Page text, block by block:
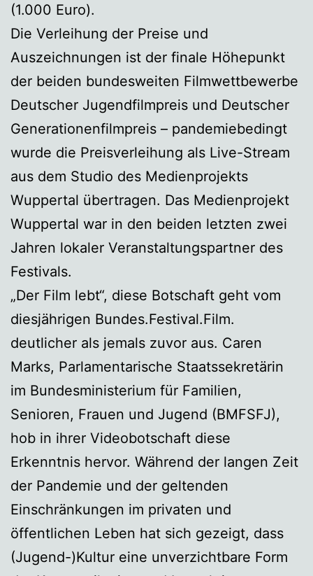
(1.000 Euro).
Die Verleihung der Preise und
Auszeichnungen ist der finale Höhepunkt
der beiden bundesweiten Filmwettbewerbe
Deutscher Jugendfilmpreis und Deutscher
Generationenfilmpreis – pandemiebedingt
wurde die Preisverleihung als Live-Stream
aus dem Studio des Medienprojekts
Wuppertal übertragen. Das Medienprojekt
Wuppertal war in den beiden letzten zwei
Jahren lokaler Veranstaltungspartner des
Festivals.
„Der Film lebt“, diese Botschaft geht vom
diesjährigen Bundes.Festival.Film.
deutlicher als jemals zuvor aus. Caren
Marks, Parlamentarische Staatssekretärin
im Bundesministerium für Familien,
Senioren, Frauen und Jugend (BMFSFJ),
hob in ihrer Videobotschaft diese
Erkenntnis hervor. Während der langen Zeit
der Pandemie und der geltenden
Einschränkungen im privaten und
öffentlichen Leben hat sich gezeigt, dass
(Jugend-)Kultur eine unverzichtbare Form